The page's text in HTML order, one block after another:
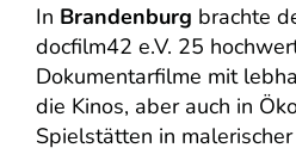
In Brandenburg brachte
docfilm42 e.V. 25
Dokumentarfilme mit
die Kinos, aber auch in
Spielstätten in